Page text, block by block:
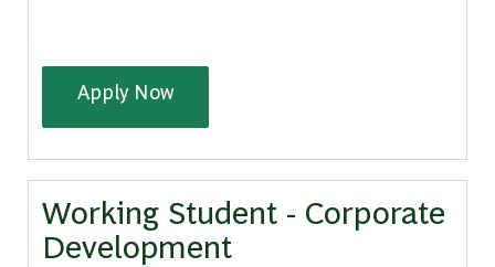
Apply NowWorking Student—Finance –
Working Student - Corporate
Development